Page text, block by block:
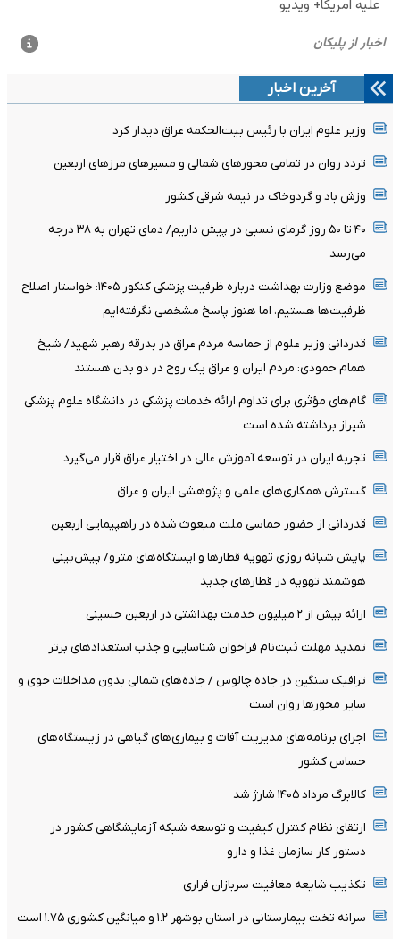
آخرین اخبار
وزیر علوم ایران با رئیس بیت‌الحکمه عراق دیدار کرد
تردد روان در تمامی محورهای شمالی و مسیرهای مرزهای اربعین
وزش باد و گردوخاک در نیمه شرقی کشور
۴۰ تا ۵۰ روز گرمای نسبی در پیش داریم/ دمای تهران به ۳۸ درجه
می‌رسد
موضع وزارت بهداشت درباره ظرفیت پزشکی کنکور ۱۴۰۵: خواستار اصلاح
ظرفیت‌ها هستیم، اما هنوز پاسخ مشخصی نگرفته‌ایم
قدردانی وزیر علوم از حماسه مردم عراق در بدرقه رهبر شهید/ شیخ
همام حمودی: مردم ایران و عراق یک روح در دو بدن هستند
گام‌های مؤثری برای تداوم ارائه خدمات پزشکی در دانشگاه علوم پزشکی
شیراز برداشته شده است
تجربه ایران در توسعه آموزش عالی در اختیار عراق قرار می‌گیرد
گسترش همکاری‌های علمی و پژوهشی ایران و عراق
قدردانی از حضور حماسی ملت مبعوث شده در راهپیمایی اربعین
پایش شبانه روزی تهویه قطارها و ایستگاه‌های مترو/ پیش‌بینی
هوشمند تهویه در قطارهای جدید
ارائه بیش از ۲ میلیون خدمت بهداشتی در اربعین حسینی
تمدید مهلت ثبت‌نام فراخوان شناسایی و جذب استعدادهای برتر
ترافیک سنگین در جاده چالوس / جاده‌های شمالی بدون مداخلات جوی و
سایر محورها روان است
اجرای برنامه‌های مدیریت آفات و بیماری‌های گیاهی در زیستگاه‌های
حساس کشور
کالابرگ مرداد ۱۴۰۵ شارژ شد
ارتقای نظام کنترل کیفیت و توسعه شبکه آزمایشگاهی کشور در
دستور کار سازمان غذا و دارو
تکذیب شایعه معافیت سربازان فراری
سرانه تخت بیمارستانی در استان بوشهر ۱.۲ و میانگین کشوری ۱.۷۵ است